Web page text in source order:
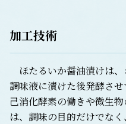
加工技術
ほたるいか醤油漬けは
調味液に漬けた後発酵さ
己消化酵素の働きや微生
は、調味の目的だけでな